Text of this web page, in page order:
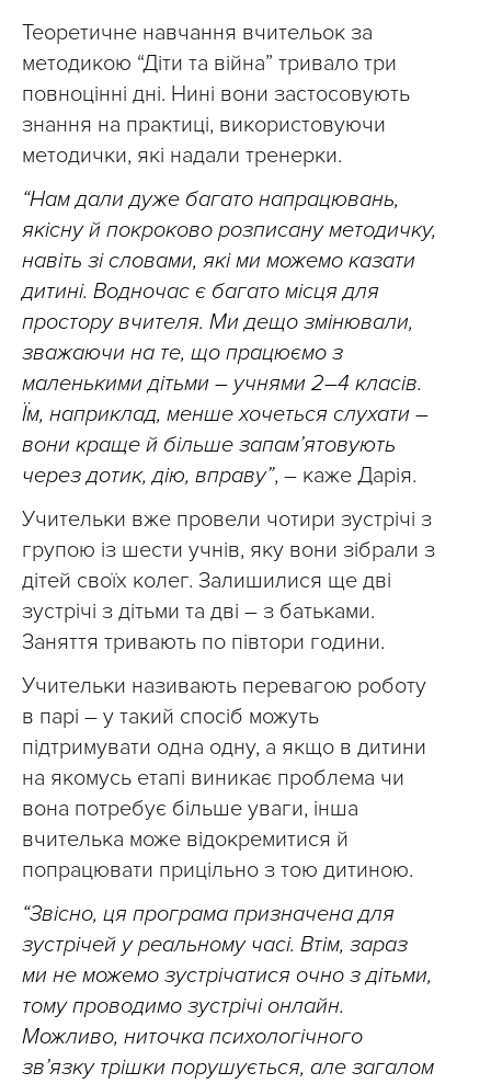
Теоретичне навчання вчительок за
методикою “Діти та війна” тривало три
повноцінні дні. Нині вони застосовують
знання на практиці, використовуючи
методички, які надали тренерки.
“Нам дали дуже багато напрацювань,
якісну й покроково розписану методичку,
навіть зі словами, які ми можемо казати
дитині. Водночас є багато місця для
простору вчителя. Ми дещо змінювали,
зважаючи на те, що працюємо з
маленькими дітьми – учнями 2–4 класів.
Їм, наприклад, менше хочеться слухати –
вони краще й більше запам’ятовують
через дотик, дію, вправу”, – каже Дарія.
Учительки вже провели чотири зустрічі з
групою із шести учнів, яку вони зібрали з
дітей своїх колег. Залишилися ще дві
зустрічі з дітьми та дві – з батьками.
Заняття тривають по півтори години.
Учительки називають перевагою роботу
в парі – у такий спосіб можуть
підтримувати одна одну, а якщо в дитини
на якомусь етапі виникає проблема чи
вона потребує більше уваги, інша
вчителька може відокремитися й
попрацювати прицільно з тою дитиною.
“Звісно, ця програма призначена для
зустрічей у реальному часі. Втім, зараз
ми не можемо зустрічатися очно з дітьми,
тому проводимо зустрічі онлайн.
Можливо, ниточка психологічного
зв’язку трішки порушується, але загалом